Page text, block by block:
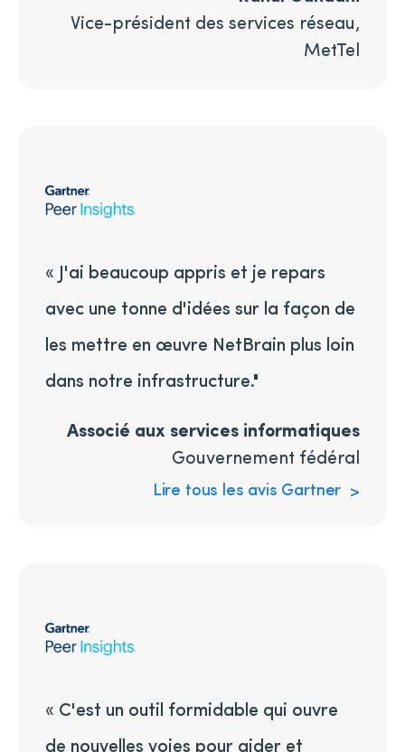
Vice-président des services réseau,
MetTel
« J'ai beaucoup appris et je repars
avec une tonne d'idées sur la façon de
les mettre en œuvre NetBrain plus loin
dans notre infrastructure."
Associé aux services informatiques
Gouvernement fédéral
Lire tous les avis Gartner
« C'est un outil formidable qui ouvre
de nouvelles voies pour aider et